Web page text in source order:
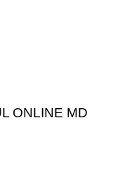
ONLINE MD